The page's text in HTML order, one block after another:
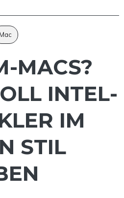
MACS?
INTEL-
IM
STIL A